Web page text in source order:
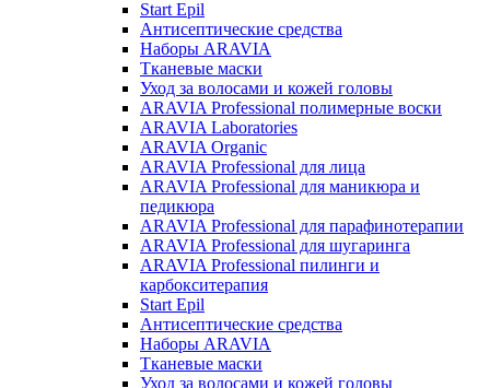
Start Epil
Антисептические средства
Наборы ARAVIA
Тканевые маски
Уход за волосами и кожей головы
ARAVIA Professional полимерные воски
ARAVIA Laboratories
ARAVIA Organic
ARAVIA Professional для лица
ARAVIA Professional для маникюра и
педикюра
ARAVIA Professional для парафинотерапии
ARAVIA Professional для шугаринга
ARAVIA Professional пилинги и
карбокситерапия
Start Epil
Антисептические средства
Наборы ARAVIA
Тканевые маски
Уход за волосами и кожей головы